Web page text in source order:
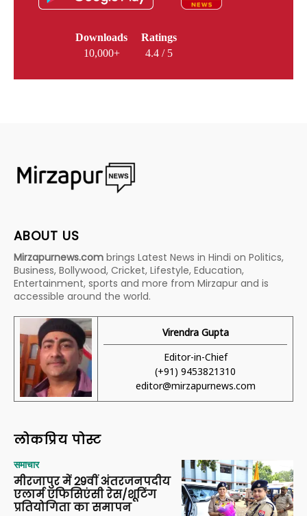
Downloads
10,000+
Ratings
4.4 / 5
ABOUT US
Mirzapurnews.com brings Latest News in Hindi on Politics,
Business, Bollywood, Cricket, Lifestyle, Education,
Entertainment, sports and more from Mirzapur and is
accessible around the world.
Virendra Gupta
Editor-in-Chief
(+91) 9453821310
editor@mirzapurnews.com
लोकप्रिय पोस्ट
समाचार
मीरजापुर में 29वीं अंतरजनपदीय
एलार्म एफिसिएंसी रेस/शूटिंग
प्रतियोगिता का समापन